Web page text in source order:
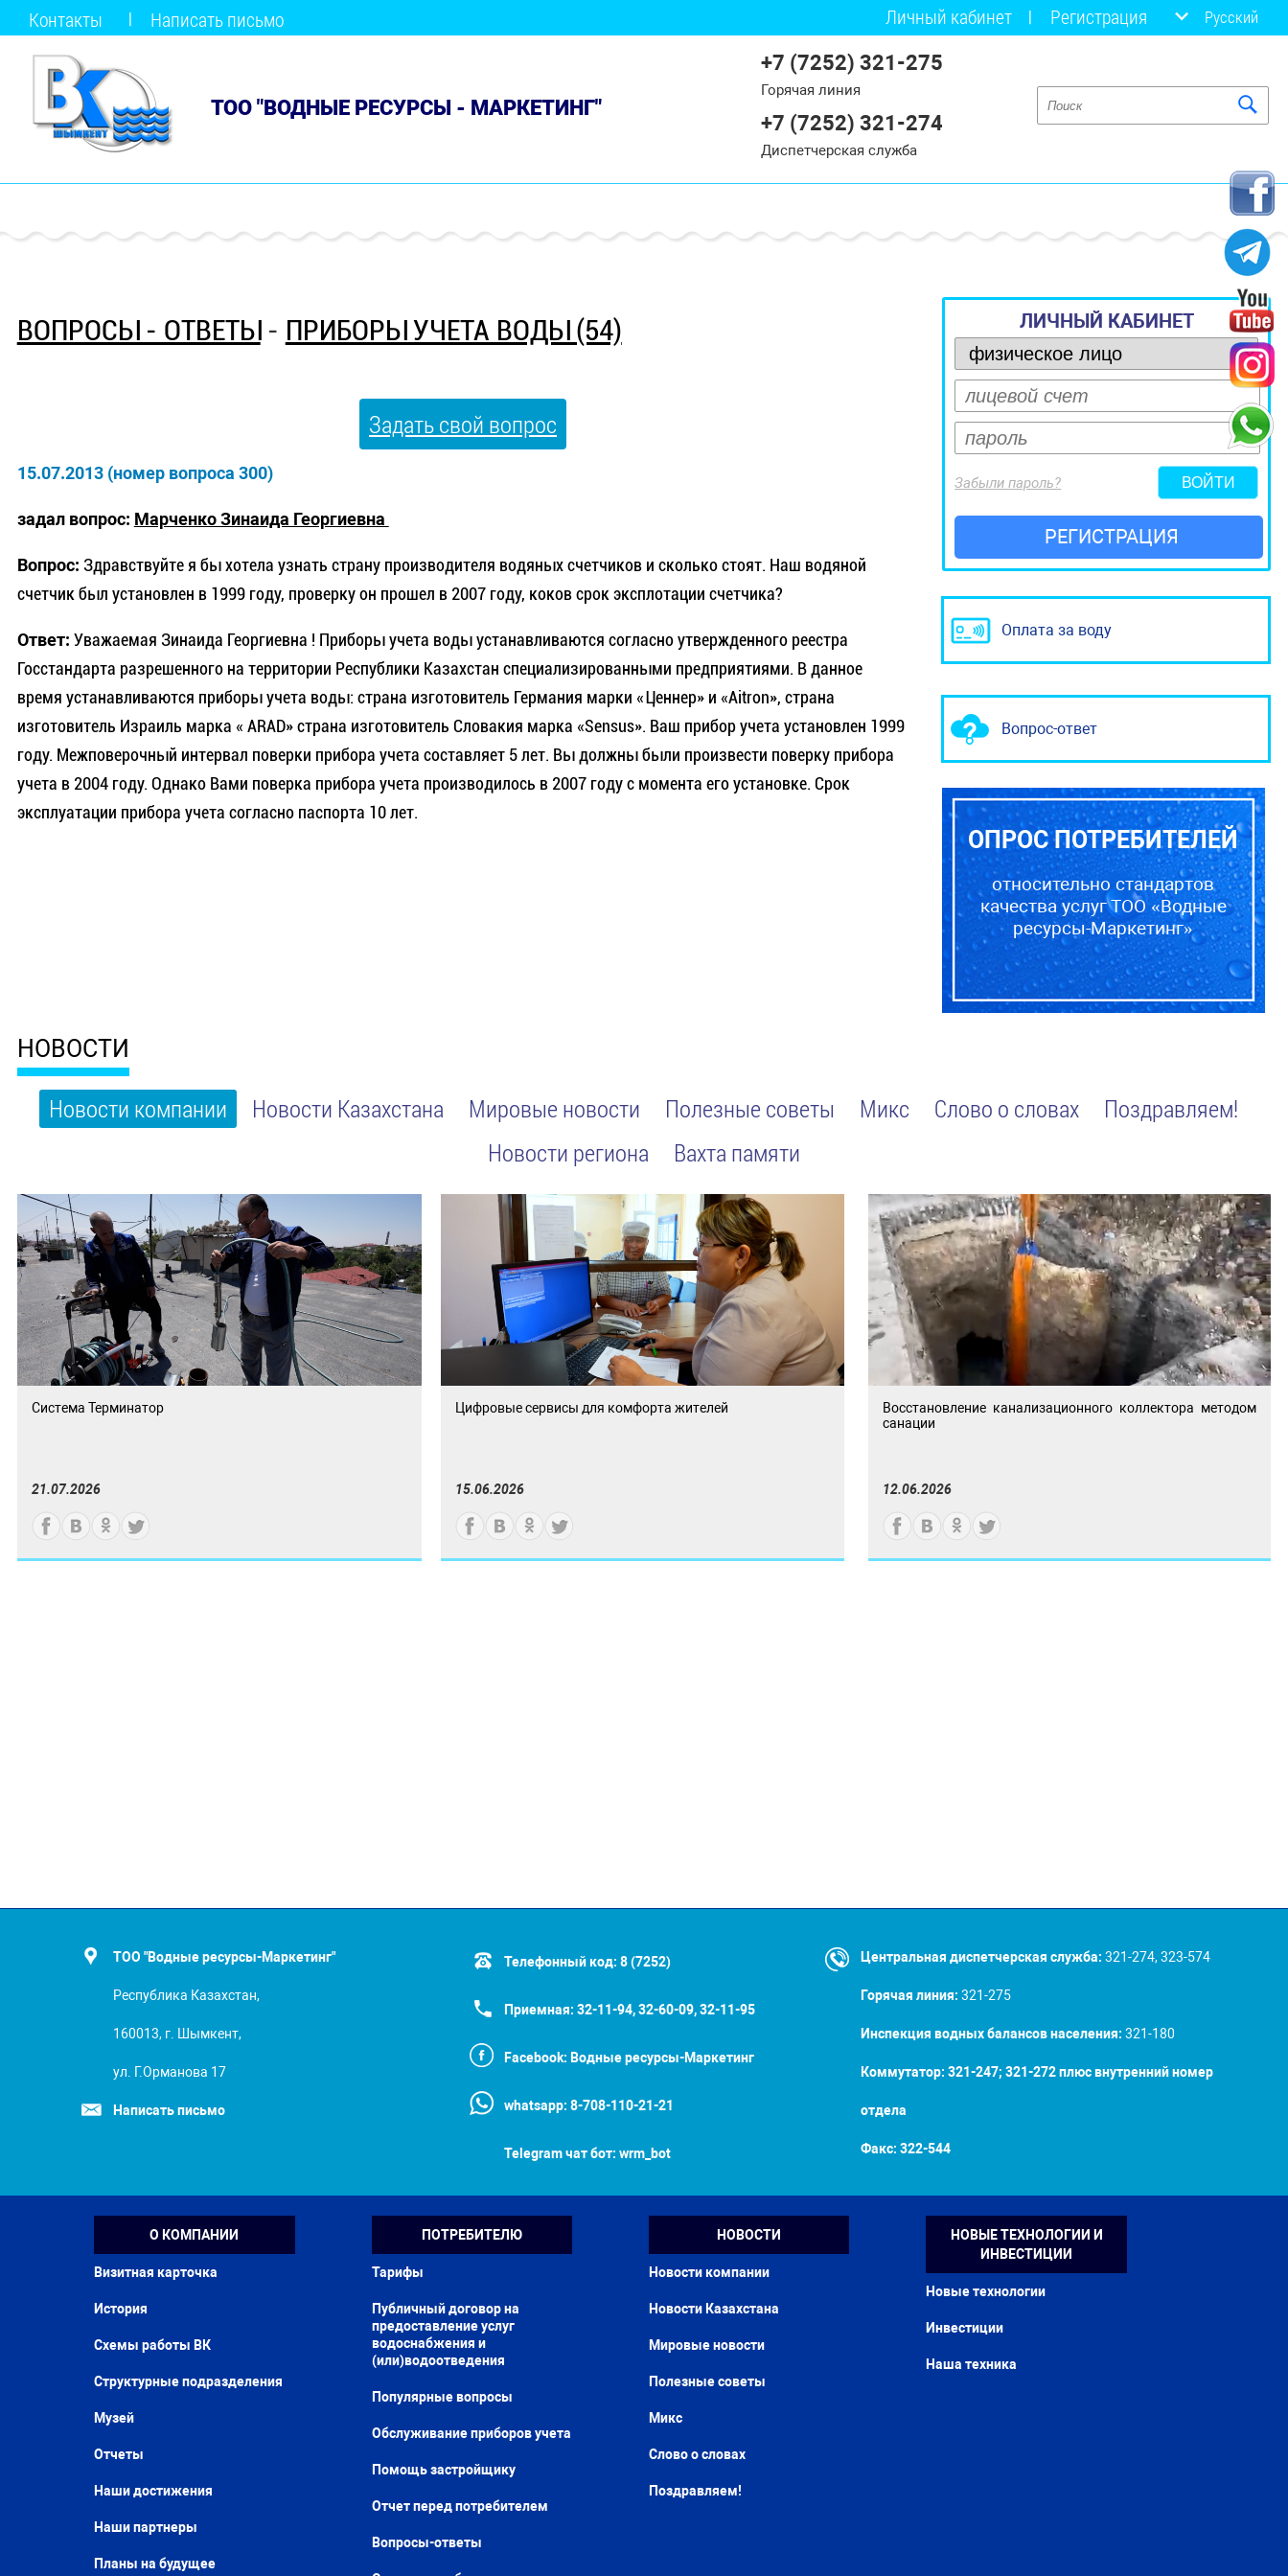
Контакты Написать письмо Личный кабинет Регистрация Русский
ТОО "ВОДНЫЕ РЕСУРСЫ - МАРКЕТИНГ"
+7 (7252) 321-275
Горячая линия
+7 (7252) 321-274
Диспетчерская служба
ВОПРОСЫ - ОТВЕТЫ- ПРИБОРЫ УЧЕТА ВОДЫ (54)
Задать свой вопрос
15.07.2013 (номер вопроса 300)
задал вопрос: Марченко Зинаида Георгиевна
Вопрос: Здравствуйте я бы хотела узнать страну производителя водяных счетчиков и сколько стоят. Наш водяной
счетчик был установлен в 1999 году, проверку он прошел в 2007 году, коков срок эксплотации счетчика?
Ответ: Уважаемая Зинаида Георгиевна ! Приборы учета воды устанавливаются согласно утвержденного реестра
Госстандарта разрешенного на территории Республики Казахстан специализированными предприятиями. В данное
время устанавливаются приборы учета воды: страна изготовитель Германия марки «Ценнер» и «Аitron», страна
изготовитель Израиль марка « АRAD» страна изготовитель Словакия марка «Sensus». Ваш прибор учета установлен 1999
году. Межповерочный интервал поверки прибора учета составляет 5 лет. Вы должны были произвести поверку прибора
учета в 2004 году. Однако Вами поверка прибора учета производилось в 2007 году с момента его установке. Срок
эксплуатации прибора учета согласно паспорта 10 лет.
ЛИЧНЫЙ КАБИНЕТ
Забыли пароль?
РЕГИСТРАЦИЯ
Оплата за воду
Вопрос-ответ
ОПРОС ПОТРЕБИТЕЛЕЙ
относительно стандартов
качества услуг ТОО «Водные
ресурсы-Маркетинг»
НОВОСТИ
Новости компании Новости Казахстана Мировые новости Полезные советы Микс Слово о словах
Поздравляем!
Новости региона
Вахта памяти
Система Терминатор
21.07.2026
Цифровые сервисы для комфорта жителей
15.06.2026
Восстановление канализационного коллектора методом
санации
12.06.2026
ТОО "Водные ресурсы-Маркетинг"
Республика Казахстан,
160013, г. Шымкент,
ул. Г.Орманова 17
Написать письмо
Центральная диспетчерская служба: 321-274, 323-574
Горячая линия: 321-275
Инспекция водных балансов населения: 321-180
Коммутатор: 321-247; 321-272 плюс внутренний номер
отдела
Факс: 322-544
Телефонный код: 8 (7252)
Приемная: 32-11-94, 32-60-09, 32-11-95
Facebook: Водные ресурсы-Маркетинг
whatsapp: 8-708-110-21-21
Telegram чат бот: wrm_bot
О КОМПАНИИ
Визитная карточка
История
Схемы работы ВК
Структурные подразделения
Музей
Отчеты
Наши достижения
Наши партнеры
Планы на будущее
ПОТРЕБИТЕЛЮ
Тарифы
Публичный договор на
предоставление услуг
водоснабжения и
(или)водоотведения
Популярные вопросы
Обслуживание приборов учета
Помощь застройщику
Отчет перед потребителем
Вопросы-ответы
НОВОСТИ
Новости компании
Новости Казахстана
Мировые новости
Полезные советы
Микс
Слово о словах
Поздравляем!
НОВЫЕ ТЕХНОЛОГИИ И
ИНВЕСТИЦИИ
Новые технологии
Инвестиции
Наша техника